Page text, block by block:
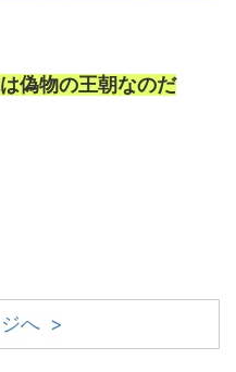
偽物の王朝なのだ
へ >